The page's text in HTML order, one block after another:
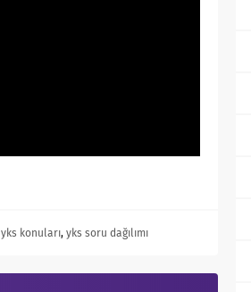
yks konuları, yks soru dağılımı